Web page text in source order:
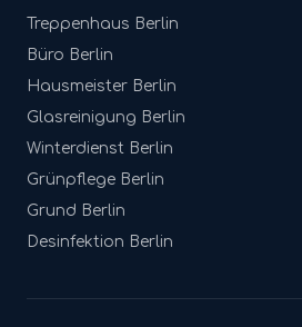
Treppenhaus Berlin
Büro Berlin
Hausmeister Berlin
Glasreinigung Berlin
Winterdienst Berlin
Grünpflege Berlin
Grund Berlin
Desinfektion Berlin